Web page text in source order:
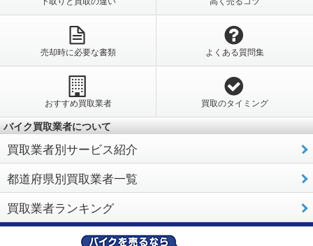
売却時に必要な書類 よくある質問集
おすすめ買取業者 買取のタイミング
バイク買取業者について
買取業者別サービス紹介
都道府県別買取業者一覧
買取業者ランキング